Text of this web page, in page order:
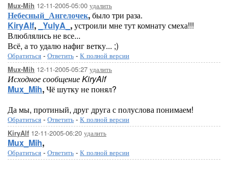
Mux-Mih 12-11-2005-05:00 удалить
Небесный_Ангелочек,было три раза.
KiryAlf, _YulyA_ ,устроили мне тут комнату смеха!!!
Влюблялись не все...
Всё, а то удалю нафиг ветку... ;)
Обратиться - Ответить - К полной версии
Mux-Mih 12-11-2005-05:27 удалить
Исходное сообщение KiryAlf
Mux_Mih,Чё шутку не понял?
Да мы, протиный, друг друга с полуслова понимаем!
Обратиться - Ответить - К полной версии
KiryAlf 12-11-2005-06:20 удалить
Mux_Mih,
Обратиться - Ответить - К полной версии